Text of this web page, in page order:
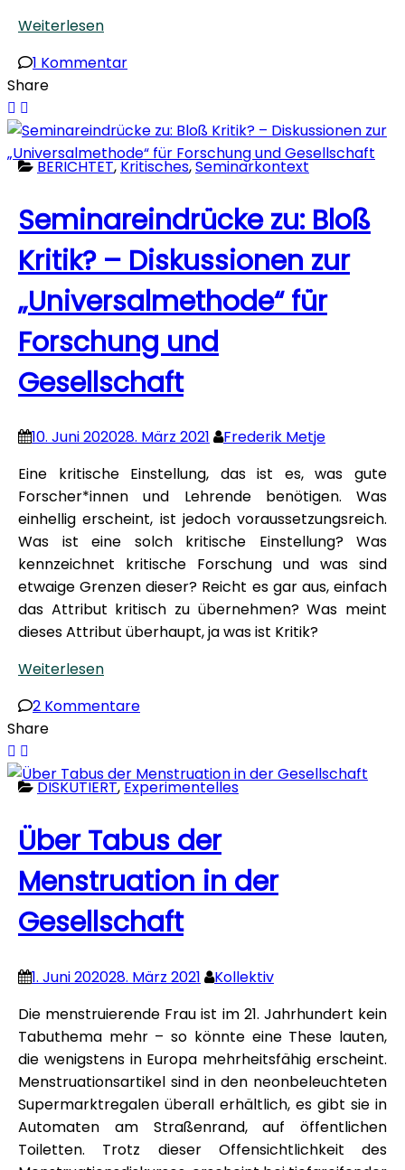
Weiterlesen
1 Kommentarzu
Hartmut
Rosas
Kritik
Zeitverhältnisse
Share
BERICHTET,Kritisches,Seminarkontext
Seminareindrücke zu: Bloß
Kritik? – Diskussionen zur
„Universalmethode“ für
Forschung und
Gesellschaft
10. Juni 202028. März 2021
Frederik Metje
Eine kritische Einstellung, das ist es, was gute
Forscher*innen und Lehrende benötigen. Was
einhellig erscheint, ist jedoch voraussetzungsreich.
Was ist eine solch kritische Einstellung? Was
kennzeichnet kritische Forschung und was sind
etwaige Grenzen dieser? Reicht es gar aus, einfach
das Attribut kritisch zu übernehmen? Was meint
dieses Attribut überhaupt, ja was ist Kritik?
Weiterlesen
2 Kommentarezu
Bloß
Kritik?
Diskussionen
zur
„Universalmethode“
Forschung
Gesellschaft
Share
DISKUTIERT,Experimentelles
Über Tabus der
Menstruation in der
Gesellschaft
1. Juni 202028. März 2021
Kollektiv
Die menstruierende Frau ist im 21. Jahrhundert kein
Tabuthema mehr – so könnte eine These lauten,
die wenigstens in Europa mehrheitsfähig erscheint.
Menstruationsartikel sind in den neonbeleuchteten
Supermarktregalen überall erhältlich, es gibt sie in
Automaten am Straßenrand, auf öffentlichen
Toiletten. Trotz dieser Offensichtlichkeit des